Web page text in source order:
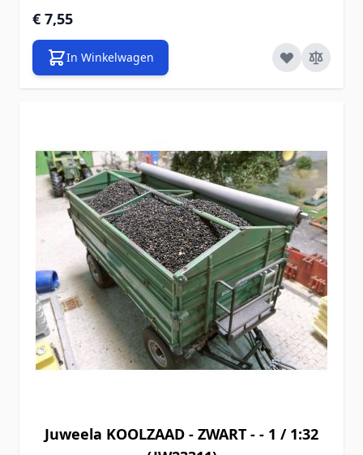
€ 7,55
In Winkelwagen
Juweela KOOLZAAD - ZWART - - 1 / 1:32